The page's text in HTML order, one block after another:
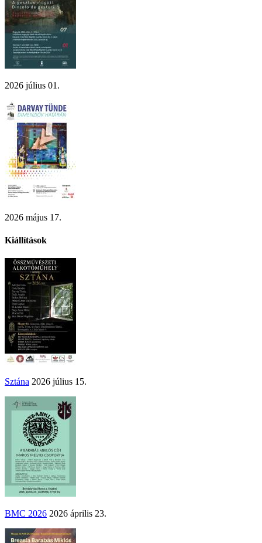
2026 július 01.
2026 május 17.
Kiállítások
Sztána 2026 július 15.
BMC 2026 2026 április 23.